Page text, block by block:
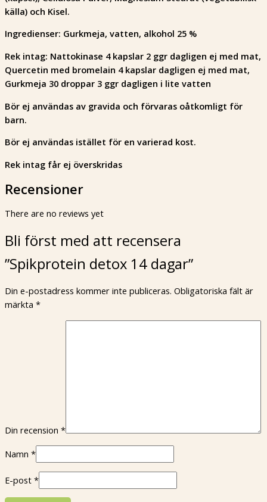
källa) och Kisel.
Ingredienser: Gurkmeja, vatten, alkohol 25 %
Rek intag: Nattokinase 4 kapslar 2 ggr dagligen ej med mat,
Quercetin med bromelain 4 kapslar dagligen ej med mat,
Gurkmeja 30 droppar 3 ggr dagligen i lite vatten
Bör ej användas av gravida och förvaras oåtkomligt för
barn.
Bör ej användas istället för en varierad kost.
Rek intag får ej överskridas
Recensioner
There are no reviews yet
Bli först med att recensera
”Spikprotein detox 14 dagar”
Din e-postadress kommer inte publiceras. Obligatoriska fält är
märkta *
Din recension *
Namn *
E-post *